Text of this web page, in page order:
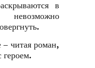
в
читая роман,
героем.